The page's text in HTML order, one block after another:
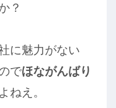
？
に魅力がない
でほながんばり
ねえ。